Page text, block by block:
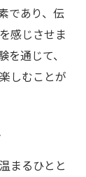
であり、伝
感じさせま
通じて、
しむことが
まるひとと